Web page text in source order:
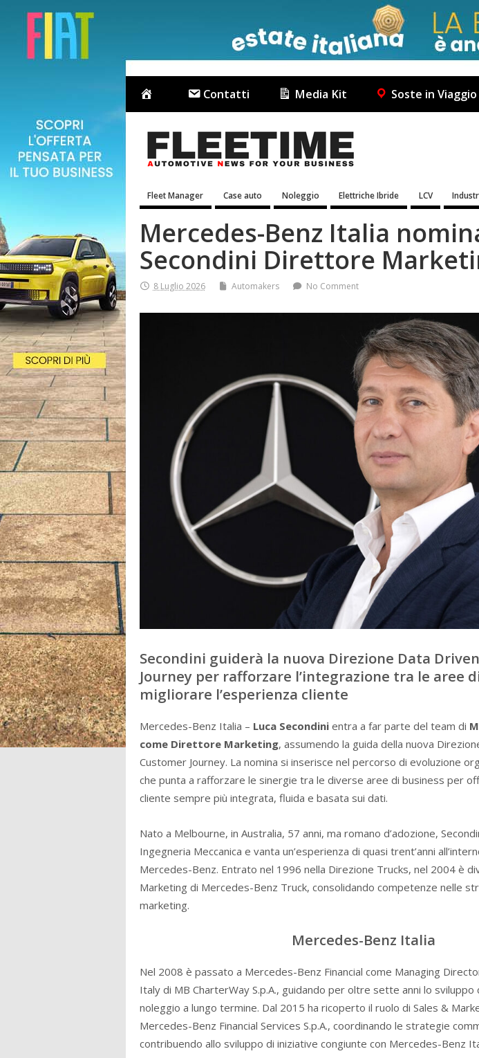
Contatti Media Kit Soste in Viaggio
Fleet Manager Case auto Noleggio Elettriche Ibride LCV
Mercedes-Benz Italia
Secondini Direttore
8 Luglio 2026 Automakers No Comment
Secondini guiderà la nuova Direzione Data
Journey per rafforzare l’integrazione tra le aree
migliorare l’esperienza cliente
Mercedes-Benz Italia – Luca Secondinientra a far parte del team di
come Direttore Marketing, assumendo la guida della nuova
Customer Journey. La nomina si inserisce nel percorso di evoluzione
che punta a rafforzare le sinergie tra le diverse aree di business per
cliente sempre più integrata, fluida e basata sui dati.
Nato a Melbourne, in Australia, 57 anni, ma romano d’adozione,
Ingegneria Meccanica e vanta un’esperienza di quasi trent’anni
Mercedes-Benz. Entrato nel 1996 nella Direzione Trucks, nel 2004 è
Marketing di Mercedes-Benz Truck, consolidando competenze nelle
marketing.
Mercedes-Benz Italia
Nel 2008 è passato a Mercedes-Benz Financial come Managing
Italy di MB CharterWay S.p.A., guidando per oltre sette anni lo
noleggio a lungo termine. Dal 2015 ha ricoperto il ruolo di Sales &
Mercedes-Benz Financial Services S.p.A., coordinando le strategie
contribuendo allo sviluppo di iniziative congiunte con Mercedes-Benz